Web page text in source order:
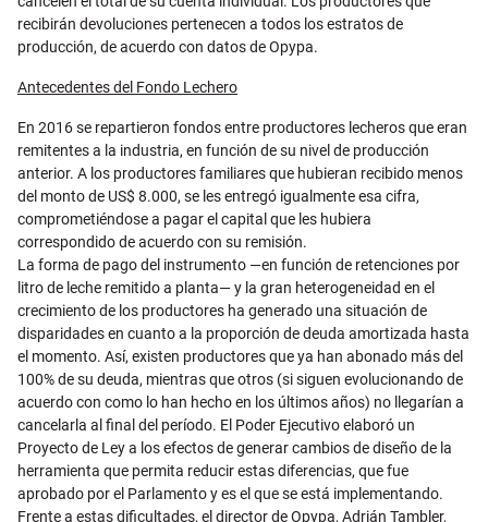
recibirán devoluciones pertenecen a todos los estratos de
producción, de acuerdo con datos de Opypa.
Antecedentes del Fondo Lechero
En 2016 se repartieron fondos entre productores lecheros que eran
remitentes a la industria, en función de su nivel de producción
anterior. A los productores familiares que hubieran recibido menos
del monto de US$ 8.000, se les entregó igualmente esa cifra,
comprometiéndose a pagar el capital que les hubiera
correspondido de acuerdo con su remisión.
La forma de pago del instrumento —en función de retenciones por
litro de leche remitido a planta— y la gran heterogeneidad en el
crecimiento de los productores ha generado una situación de
disparidades en cuanto a la proporción de deuda amortizada hasta
el momento. Así, existen productores que ya han abonado más del
100% de su deuda, mientras que otros (si siguen evolucionando de
acuerdo con como lo han hecho en los últimos años) no llegarían a
cancelarla al final del período. El Poder Ejecutivo elaboró un
Proyecto de Ley a los efectos de generar cambios de diseño de la
herramienta que permita reducir estas diferencias, que fue
aprobado por el Parlamento y es el que se está implementando.
Frente a estas dificultades, el director de Opypa, Adrián Tambler,